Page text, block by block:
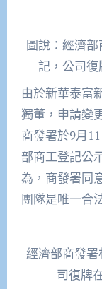
圖說：經濟
記，公司復
由於新華泰富
獨董， 申請變
商發署於9月 11
部商工登記公
為，商發署同
團隊是唯一合
經濟部商發
司復牌